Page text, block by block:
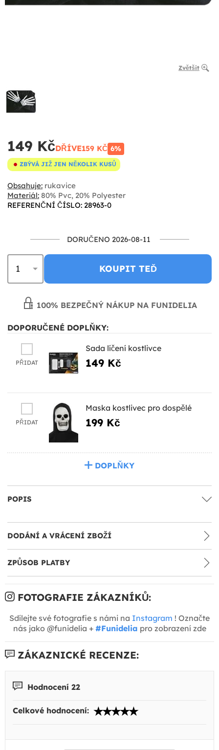
Zvětšit
149 KčDŘÍVE159 KČ 6%
ZBÝVÁ JIŽ JEN NĚKOLIK KUSŮ
Obsahuje: rukavice
Materiál: 80% Pvc, 20% Polyester
REFERENČNÍ ČÍSLO: 28963-0
DORUČENO 2026-08-11
KOUPIT TEĎ
100% BEZPEČNÝ NÁKUP NA FUNIDELIA
DOPORUČENÉ DOPLŇKY:
PŘIDAT
Sada líčení kostlivce
149 Kč
PŘIDAT
Maska kostlivec pro dospělé
199 Kč
DOPLŇKY
POPIS
DODÁNÍ A VRÁCENÍ ZBOŽÍ
ZPŮSOB PLATBY
FOTOGRAFIE ZÁKAZNÍKŮ:
Sdílejte své fotografie s námi na Instagram ! Označte
nás jako @funidelia + #Funidelia pro zobrazení zde
ZÁKAZNICKÉ RECENZE:
Hodnocení 22
Celkové hodnocení: